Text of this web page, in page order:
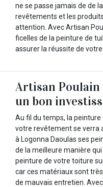
ne se passe jamais de de
revêtements et les
attention. Avec Artisan
ficelles de la peinture de
assurer la réussite de
Artisan Poulain
un bon
Au fil du temps, la peinture
votre revêtement se verra
à Logonna Daoulas ses
de la meilleure manière
peinture de votre toiture
car ces matériaux sont
de mauvais entretien.